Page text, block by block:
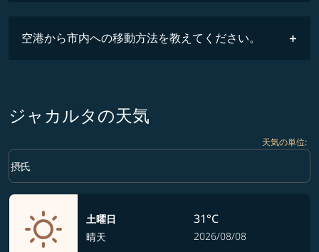
時刻表
空港から市内への移動方法を教えてください。
ジャカルタの天気
天気の単位:
Weather unit option 摂氏 Selected
摂氏
keyboard_arrow_down
土曜日
晴天
31°C
2026/08/08